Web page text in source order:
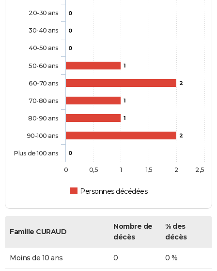
0
0
0
1
2
1
1
2
0
Personnes décédées
20-30 ans
30-40 ans
40-50 ans
50-60 ans
60-70 ans
70-80 ans
80-90 ans
90-100 ans
Plus de 100 ans
0 0,5 1 1,5 2 2,5
Famille CURAUD
Nombre de
décès
% des
décès
Moins de 10 ans 0 0 %